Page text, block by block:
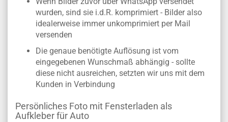
wurden, sind sie i.d.R. komprimiert - Bilder also
idealerweise immer unkomprimiert per Mail
versenden
Die genaue benötigte Auflösung ist vom
eingegebenen Wunschmaß abhängig - sollte
diese nicht ausreichen, setzten wir uns mit dem
Kunden in Verbindung
Persönliches Foto mit Fensterladen als
Aufkleber für Auto